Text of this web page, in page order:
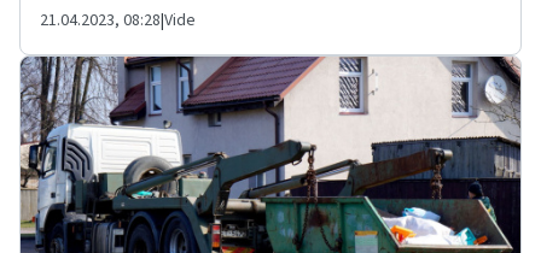
21.04.2023, 08:28|Vide